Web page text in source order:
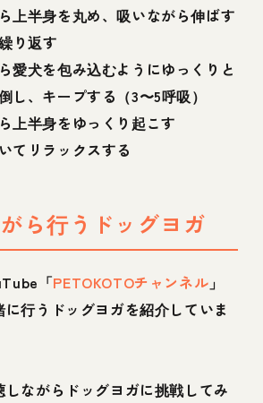
上半身を丸め、吸いながら伸ばす
り返す
愛犬を包み込むようにゆっくりと
し、キープする（3〜5呼吸）
上半身をゆっくり起こす
てリラックスする
ら行うドッグヨガ
「PETOKOTOチャンネル 」
行うドッグヨガを紹介していま
ながらドッグヨガに挑戦してみ